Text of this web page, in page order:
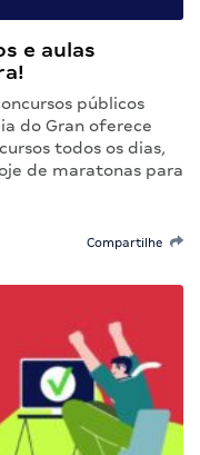
e aulas
públicos
do Gran oferece
todos os dias,
de maratonas para
Compartilhe